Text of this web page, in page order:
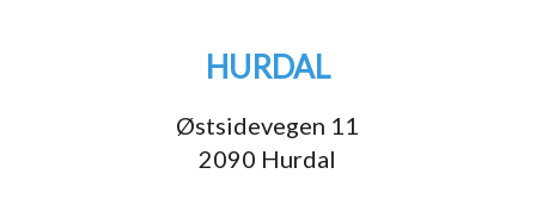
HURDAL
Østsidevegen 11
2090 Hurdal